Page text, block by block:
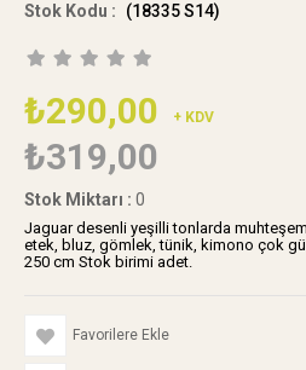
(18335 S14)
₺290,00 + KDV
₺319,00
Stok Miktarı : 0
Jaguar desenli yeşilli tonlarda
etek, bluz, gömlek, tünik, kimono çok
250 cm Stok birimi adet.
Favorilere Ekle